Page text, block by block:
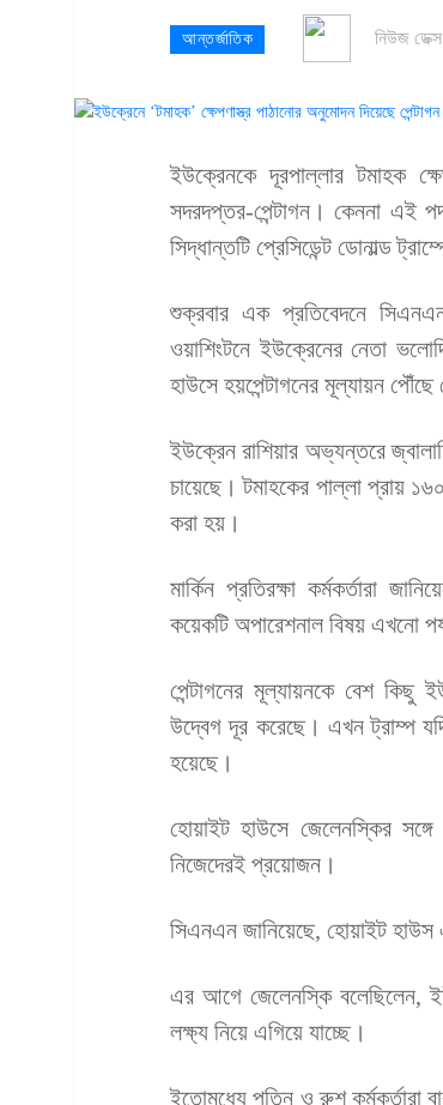
আন্তর্জাতিক নিউজ ডেক্স
ইউক্রেনকে দূরপাল্লার টমাহক
সদরদপ্তর-পেন্টাগন। কেননা এই
সিদ্ধান্তটি প্রেসিডেন্ট ডোনাল্ড
শুক্রবার এক প্রতিবেদনে
ওয়াশিংটনে ইউক্রেনের নেতা
হাউসে হয়পেন্টাগনের মূল্যায়ন পৌঁছে
ইউক্রেন রাশিয়ার অভ্যন্তরে
চায়েছে। টমাহকের পাল্লা প্রায়
করা হয়।
মার্কিন প্রতিরক্ষা কর্মকর্তারা
কয়েকটি অপারেশনাল বিষয় এখনো
পেন্টাগনের মূল্যায়নকে বেশ কিছু
উদ্বেগ দূর করেছে। এখন ট্রাম্প
হয়েছে।
হোয়াইট হাউসে জেলেনস্কির
নিজেদেরই প্রয়োজন।
সিএনএন জানিয়েছে, হোয়াইট হাউস
এর আগে জেলেনস্কি বলেছিলেন,
লক্ষ্য নিয়ে এগিয়ে যাচ্ছে।
ইতোমধ্যে পুতিন ও রুশ কর্মকর্তারা